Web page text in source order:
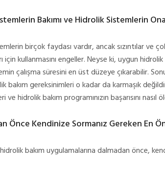
Bakımı ve Hidrolik Sistemlerin
birçok faydası vardır, ancak sızıntılar ve
için kullanmasını engeller. Neyse ki, uygun
çalışma süresini en üst düzeye çıkarabilir.
bakım gereksinimleri o kadar da karmaşık
ve hidrolik bakım programınızın başarısını
Önce Kendinize Sormanız Gereken En
bakım uygulamalarına dalmadan önce,